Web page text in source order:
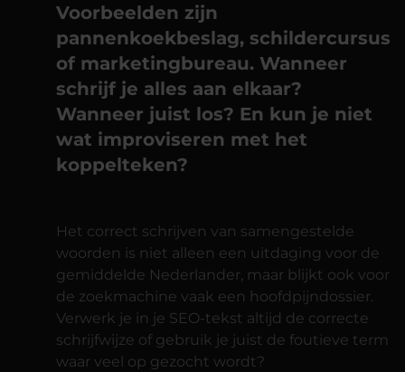
Voorbeelden zijn
pannenkoekbeslag, schildercursus
of marketingbureau. Wanneer
schrijf je alles aan elkaar?
Wanneer juist los? En kun je niet
wat improviseren met het
koppelteken?
Het correct schrijven van samengestelde
woorden is niet alleen een uitdaging voor de
gemiddelde Nederlander, maar blijkt ook voor
de zoekmachine vaak een hoofdpijndossier.
Verwerk je in je SEO-tekst altijd de correcte
schrijfwijze of gebruik je juist de foutieve term
waar veel op gezocht wordt?